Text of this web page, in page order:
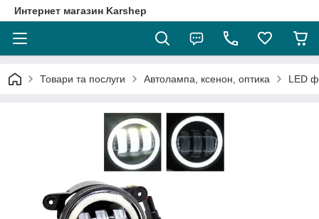
Интернет магазин Karshep
Товари та послуги Автолампа, ксенон, оптика LED